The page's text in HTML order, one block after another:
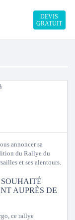
DEVIS
GRATUIT
annoncer sa
du Rallye du
et ses alentours.
SOUHAITÉ
AUPRÈS DE
ce rallye